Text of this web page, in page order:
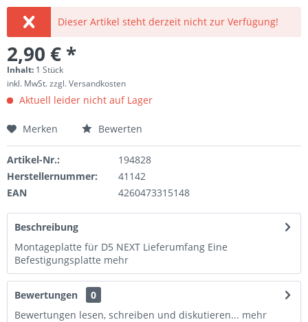
Dieser Artikel steht derzeit nicht zur Verfügung!
2,90 € *
Inhalt: 1 Stück
inkl. MwSt.zzgl. Versandkosten
Aktuell leider nicht auf Lager
Merken Bewerten
Artikel-Nr.:
194828
Herstellernummer:
41142
EAN
4260473315148
Beschreibung
Montageplatte für D5 NEXT Lieferumfang Eine
Befestigungsplatte mehr
Bewertungen
0
Bewertungen lesen, schreiben und diskutieren... mehr